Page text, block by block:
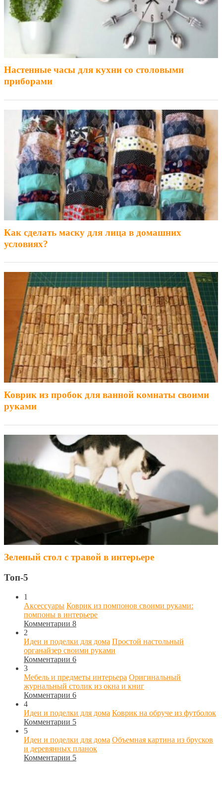
Настенные часы для кухни со столовыми
приборами
Как сделать маску для лица в домашних
условиях?
Коврик из пробок для ванной комнаты своими
руками
Зеленый стол с травой в интерьере
Топ-5
1
Аксессуары Коврик из помпонов своими руками:
помпоны в интерьере
Комментарии 8
2
Идеи и поделки для дома Простой настольный
органайзер своими руками
Комментарии 6
3
Мебель и предметы интерьера Оригинальный
журнальный столик из окна и книг
Комментарии 6
4
Идеи и поделки для дома Коврик на обруче из футболок
Комментарии 5
5
Идеи и поделки для дома Объемная картина из брусков
и деревянных планок
Комментарии 5